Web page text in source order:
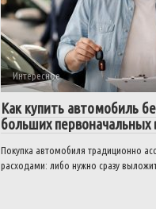
Интересное
Как купить автомобиль
больших первоначальных
Покупка автомобиля традиционно
расходами: либо нужно сразу